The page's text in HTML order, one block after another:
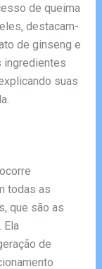
de queima
destacam-
de ginseng e
ingredientes
suas
todas as
que são as
Ela
de